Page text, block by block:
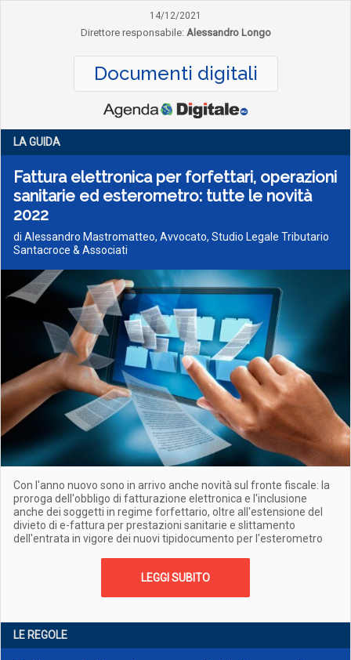
14/12/2021
Direttore responsabile: Alessandro Longo
Documenti digitali
LA GUIDA
Fattura elettronica per forfettari, operazioni
sanitarie ed esterometro: tutte le novità
2022
di Alessandro Mastromatteo, Avvocato, Studio Legale Tributario
Santacroce & Associati
Con l'anno nuovo sono in arrivo anche novità sul fronte fiscale: la
proroga dell'obbligo di fatturazione elettronica e l'inclusione
anche dei soggetti in regime forfettario, oltre all'estensione del
divieto di e-fattura per prestazioni sanitarie e slittamento
dell'entrata in vigore dei nuovi tipidocumento per l'esterometro
LEGGI SUBITO
LE REGOLE